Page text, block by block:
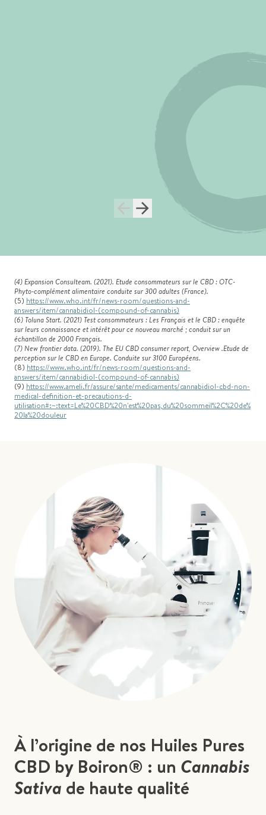
(4) Expansion Consulteam. (2021). Etude consommateurs sur le CBD : OTC-
Phyto-complément alimentaire conduite sur 300 adultes (France).
(5) https://www.who.int/fr/news-room/questions-and-
answers/item/cannabidiol-(compound-of-cannabis)
(6) Toluna Start. (2021) Test consommateurs : Les Français et le CBD : enquête
sur leurs connaissance et intérêt pour ce nouveau marché ; conduit sur un
échantillon de 2000 Français.
(7) New frontier data. (2019). The EU CBD consumer report, Overview .Etude de
perception sur le CBD en Europe. Conduite sur 3100 Européens.
(8) https://www.who.int/fr/news-room/questions-and-
answers/item/cannabidiol-(compound-of-cannabis)
(9) https://www.ameli.fr/assure/sante/medicaments/cannabidiol-cbd-non-
medical-definition-et-precautions-d-
utilisation#:~:text=Le%20CBD%20n'est%20pas,du%20sommeil%2C%20de%
20la%20douleur
À l’origine de nos Huiles Pures
CBD by Boiron® : un Cannabis
Sativa de haute qualité